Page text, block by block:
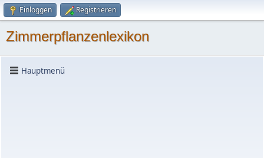
Einloggen Registrieren
Zimmerpflanzenlexikon
Hauptmenü